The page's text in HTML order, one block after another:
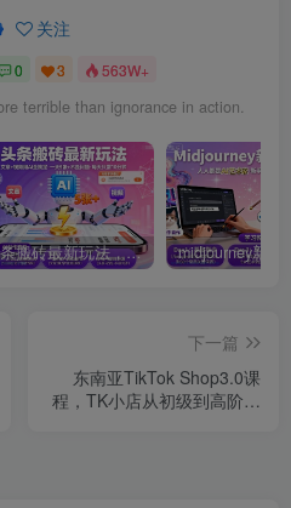
关注
0 3 563W+
terrible than ignorance in action.
头条搬砖最新玩法，文章+视频用AI全搞定，一天5张+不是问题，每天只需10分钟
下一篇
东南亚TikTok Shop3.0课
程，TK小店​从初级到高阶，